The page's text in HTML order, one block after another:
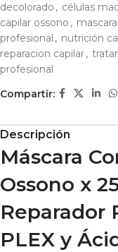
decolorado , células
capilar ossono ,
profesional , nutrición
reparacion capilar,
profesional
Compartir:
Descripción
Máscara
Ossono x
Reparador
PLEX y